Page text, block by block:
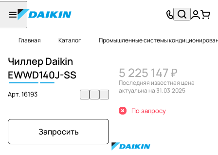
Главная Каталог Промышленные системы
Чиллер Daikin
EWWD140J-SS
Арт.16193
Запросить
5 225 147 ₽
Последняя известная цена
актуальна на 31.03.2025
По запросу